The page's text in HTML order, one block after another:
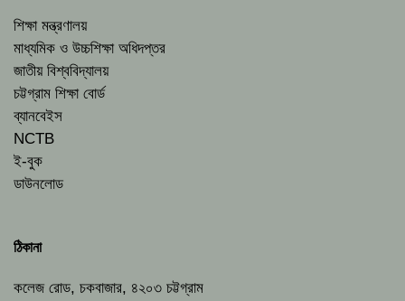
শিক্ষা মন্ত্রণালয়
মাধ্যমিক ও উচ্চশিক্ষা অধিদপ্তর
জাতীয় বিশ্ববিদ্যালয়
চট্টগ্রাম শিক্ষা বোর্ড
ব্যানবেইস
NCTB
ই-বুক
ডাউনলোড
ঠিকানা
কলেজ রোড, চকবাজার, ৪২০৩ চট্টগ্রাম